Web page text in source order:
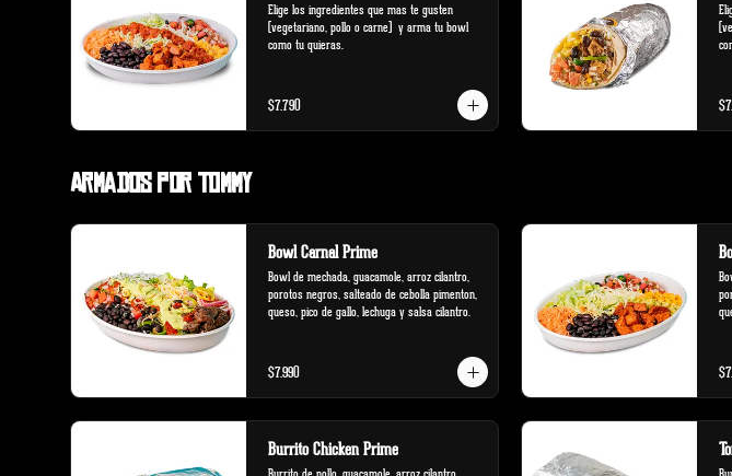
Elige los ingredientes que mas te gusten
(vegetariano, pollo o carne)  y arma tu bowl
como tu quieras.
$7.790
Armados por Tommy
Bowl Carnal Prime
Bowl de mechada, guacamole, arroz cilantro,
porotos negros, salteado de cebolla pimenton,
queso, pico de gallo, lechuga y salsa cilantro.
$7.990
Burrito Chicken Prime